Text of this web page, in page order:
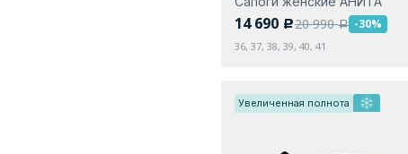
14 690 c20 990a -30%
36, 37, 38, 39, 40, 41
Увеличенная полнота